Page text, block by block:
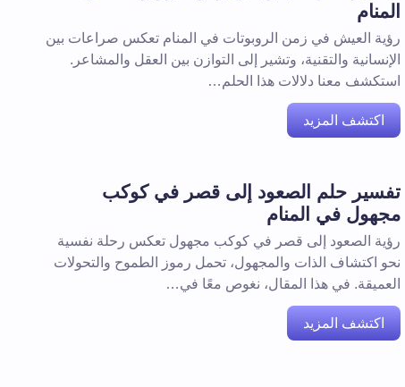
المنام
رؤية العيش في زمن الروبوتات في المنام تعكس صراعات بين
الإنسانية والتقنية، وتشير إلى التوازن بين العقل والمشاعر.
استكشف معنا دلالات هذا الحلم…
اكتشف المزيد
تفسير حلم الصعود إلى قصر في كوكب
مجهول في المنام
رؤية الصعود إلى قصر في كوكب مجهول تعكس رحلة نفسية
نحو اكتشاف الذات والمجهول، تحمل رموز الطموح والتحولات
العميقة. في هذا المقال، نغوص معًا في…
اكتشف المزيد